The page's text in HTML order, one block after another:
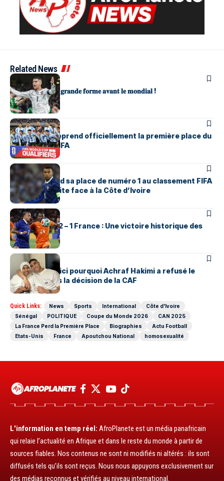
Related News
SPORTS
𝐋𝐞𝐬 𝐏𝐨𝐫𝐭𝐮𝐠𝐚𝐢𝐬 𝐞𝐧 𝐠𝐫𝐚𝐧𝐝𝐞 𝐟𝐨𝐫𝐦𝐞 𝐚𝐯𝐚𝐧𝐭 𝐥𝐞 𝐦𝐨𝐧𝐝𝐢𝐚𝐥 !
SPORTS
L’Argentine reprend officiellement la première place du
classement FIFA
SPORTS
La France perd sa place de numéro 1 au classement FIFA
après sa défaite face à la Côte d’Ivoire
SPORTS
Côte d’Ivoire 2 – 1 France : Une victoire historique des
Éléphants
SPORTS
CAN 2025 : Voici pourquoi Achraf Hakimi a refusé le
trophée après la décision de la CAF
Quick Links: News Sports International
Côte d'Ivoire
Sénégal
POLITIQUE Coupe du Monde 2026
CAN 2025
La France Perd la Première Place
Biographies
Actu Football
Etats-Unis
France Apoutchou National homosexualité
L'information en temp réel: AfroPlanete est un média panafricain
qui relaie l’actualité en Afrique et dans le reste du monde à partir de
sources fiables. Nos contenus ne sont ni modifiés ni altérés : ils sont
diffusés tels qu’ils sont reçus. Nous nous appuyons exclusivement sur
des médias reconnus et vérifiés au niveau international.